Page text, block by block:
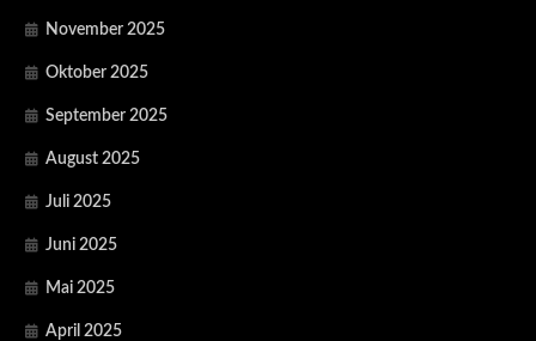
November 2025
Oktober 2025
September 2025
August 2025
Juli 2025
Juni 2025
Mai 2025
April 2025